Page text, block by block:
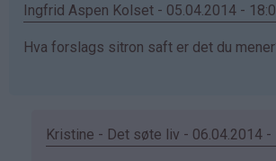
(ikke
Ingfrid Aspen Kolset - 05.04.2014 -
Hva forslags sitron saft er det du
Kristine - Det søte liv - 06.04.2014 -